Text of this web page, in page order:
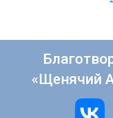
«Щенячий